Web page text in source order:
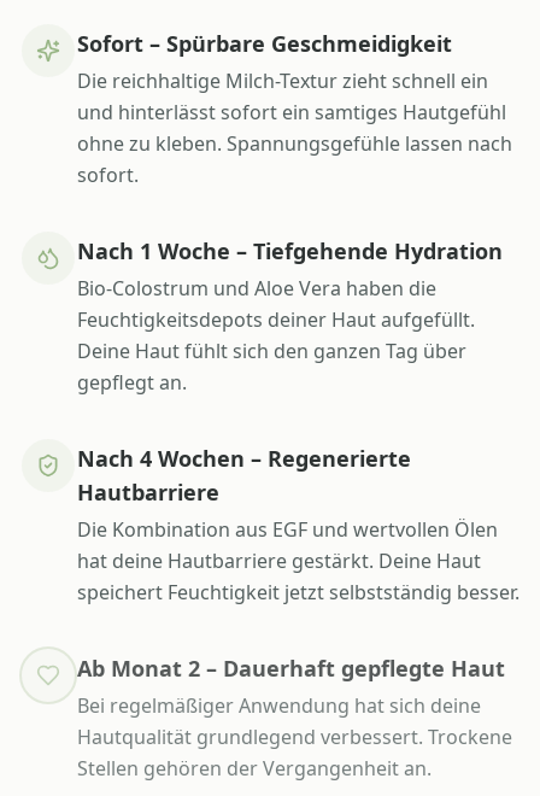
Sofort – Spürbare Geschmeidigkeit
Die reichhaltige Milch-Textur zieht schnell ein
und hinterlässt sofort ein samtiges Hautgefühl
ohne zu kleben. Spannungsgefühle lassen nach
sofort.
Nach 1 Woche – Tiefgehende Hydration
Bio-Colostrum und Aloe Vera haben die
Feuchtigkeitsdepots deiner Haut aufgefüllt.
Deine Haut fühlt sich den ganzen Tag über
gepflegt an.
Nach 4 Wochen – Regenerierte
Hautbarriere
Die Kombination aus EGF und wertvollen Ölen
hat deine Hautbarriere gestärkt. Deine Haut
speichert Feuchtigkeit jetzt selbstständig besser.
Ab Monat 2 – Dauerhaft gepflegte Haut
Bei regelmäßiger Anwendung hat sich deine
Hautqualität grundlegend verbessert. Trockene
Stellen gehören der Vergangenheit an.